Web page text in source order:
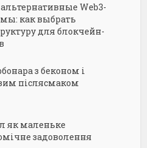
Web3-
как выбрать
для блокчейн-
з беконом і
післясмаком
як маленьке
задоволення